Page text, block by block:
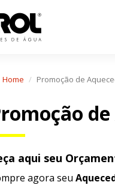
Home Promoção de
aqui seu
agora seu